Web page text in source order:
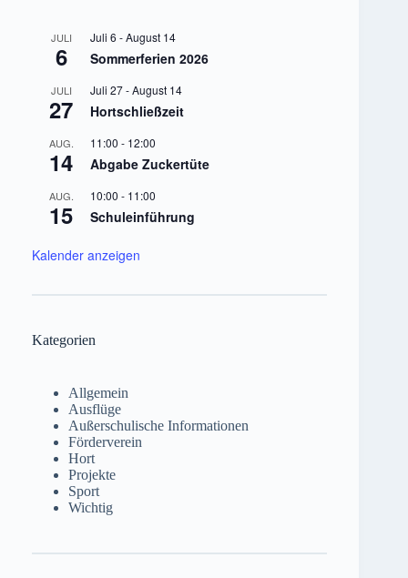
JULI
6
Juli 6 -August 14
Sommerferien 2026
JULI
27
Juli 27-August 14
Hortschließzeit
AUG.
14
11:00 - 12:00
Abgabe Zuckertüte
AUG.
15
10:00 - 11:00
Schuleinführung
Kalender anzeigen
Kategorien
Allgemein
Ausflüge
Außerschulische Informationen
Förderverein
Hort
Projekte
Sport
Wichtig